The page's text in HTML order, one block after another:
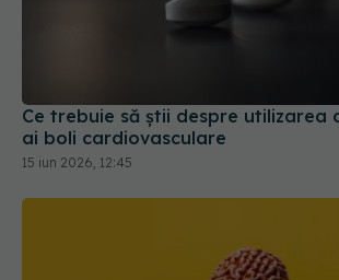
Ce trebuie să știi despre utilizarea
ai boli cardiovasculare
15 iun 2026, 12:45